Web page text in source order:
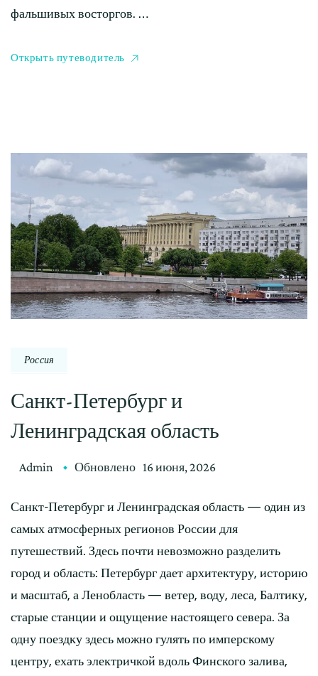
фальшивых восторгов. …
Открыть путеводитель
Россия
Санкт-Петербург и
Ленинградская область
Admin Обновлено 16 июня, 2026
Санкт-Петербург и Ленинградская область — один из
самых атмосферных регионов России для
путешествий. Здесь почти невозможно разделить
город и область: Петербург дает архитектуру, историю
и масштаб, а Ленобласть — ветер, воду, леса, Балтику,
старые станции и ощущение настоящего севера. За
одну поездку здесь можно гулять по имперскому
центру, ехать электричкой вдоль Финского залива,